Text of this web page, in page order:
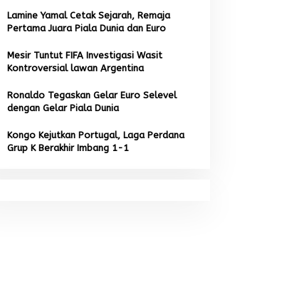
Lamine Yamal Cetak Sejarah, Remaja
Pertama Juara Piala Dunia dan Euro
Mesir Tuntut FIFA Investigasi Wasit
Kontroversial lawan Argentina
Ronaldo Tegaskan Gelar Euro Selevel
dengan Gelar Piala Dunia
Kongo Kejutkan Portugal, Laga Perdana
Grup K Berakhir Imbang 1-1